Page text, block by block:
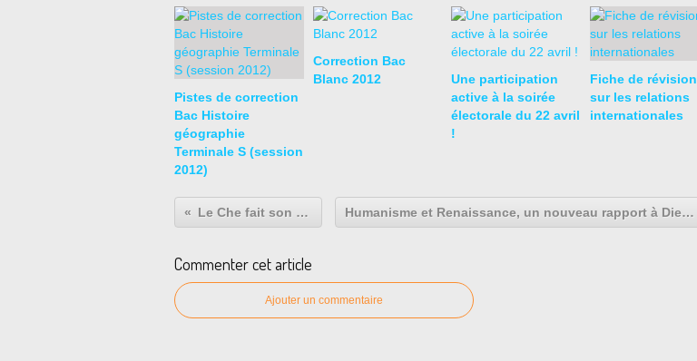
Pistes de correction
Bac Histoire
géographie
Terminale S (session
2012)
Correction Bac
Blanc 2012
Une participation
active à la soirée
électorale du 22 avril
!
Fiche de révision
sur les relations
internationales
Le Che fait son cinéma Humanisme et Renaissance, un nouveau rapport à Dieu (DS 2nde 3/4)
Commenter cet article
Ajouter un commentaire